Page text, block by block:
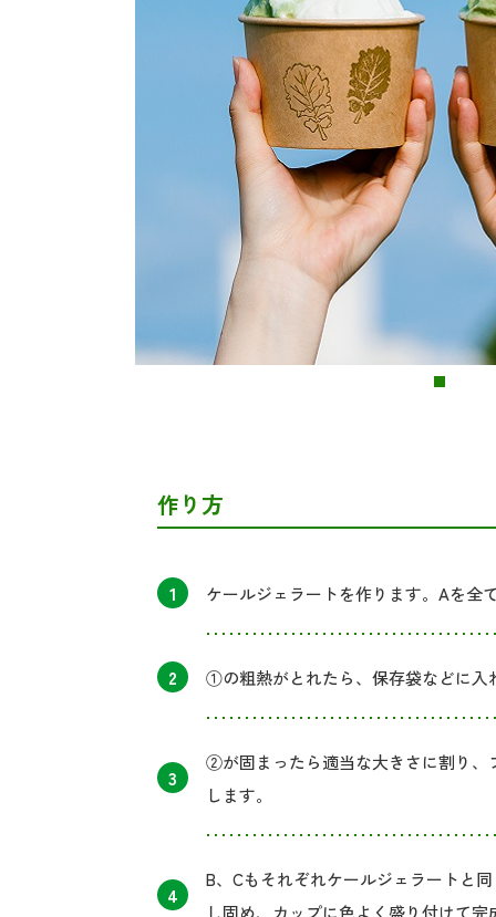
作り方
1 ケールジェラートを作ります。Aを全
2 ①の粗熱がとれたら、保存袋などに入
3
②が固まったら適当な大きさに割り、
します。
4
B、Cもそれぞれケールジェラートと